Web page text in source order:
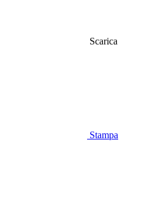
Scarica
Stampa